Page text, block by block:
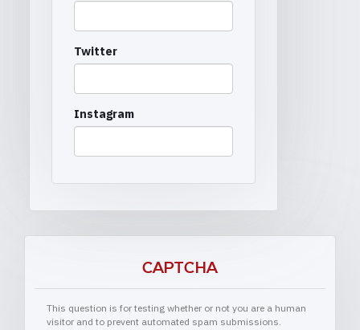
Twitter
Instagram
CAPTCHA
This question is for testing whether or not you are a human
visitor and to prevent automated spam submissions.